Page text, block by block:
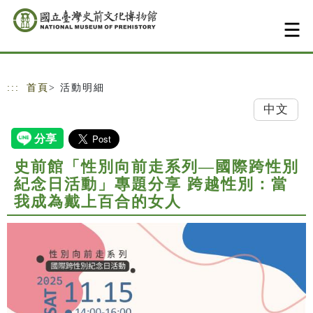
跳到主要內容
網站導覽
::: 首頁 > 活動明細
中文
史前館「性別向前走系列—國際跨性別
紀念日活動」專題分享 跨越性別：當
我成為戴上百合的女人